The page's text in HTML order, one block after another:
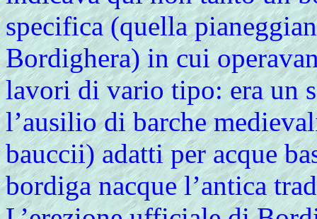
specifica (quella
Bordighera) in cui
lavori di vario tipo: era un
l’ausilio di barche
bauccii) adatti per acque
bordiga nacque l’antica